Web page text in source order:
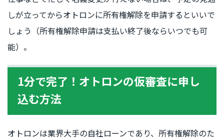
しが立ってからオトロンに所有権解除を申請するといいで
しょう（所有権解除申請は支払い終了後ならいつでも可
能）。
1分で完了！オトロンの仮審査に申し
込む方法
オトロンは業界大手の自社ローンであり、所有権解除のた